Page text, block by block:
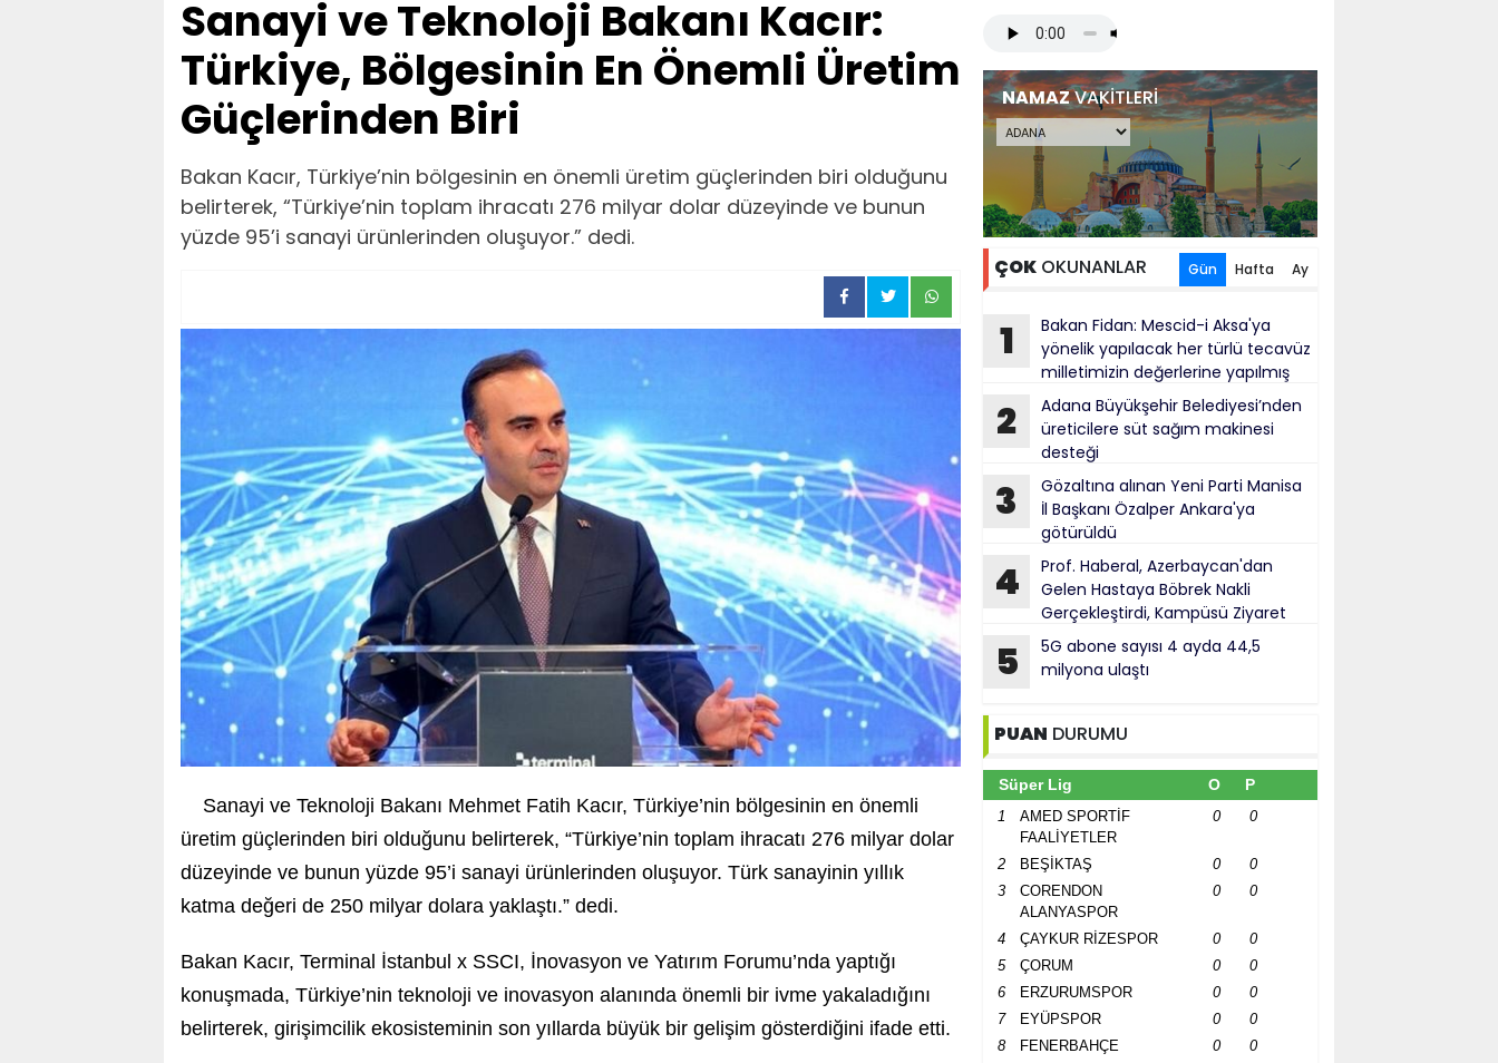
Sanayi ve Teknoloji Bakanı Kacır:
Türkiye, Bölgesinin En Önemli Üretim
Güçlerinden Biri
Bakan Kacır, Türkiye’nin bölgesinin en önemli üretim güçlerinden biri olduğunu
belirterek, “Türkiye’nin toplam ihracatı 276 milyar dolar düzeyinde ve bunun
yüzde 95’i sanayi ürünlerinden oluşuyor.” dedi.
Sanayi ve Teknoloji Bakanı Mehmet Fatih Kacır, Türkiye’nin bölgesinin en önemli
üretim güçlerinden biri olduğunu belirterek, “Türkiye’nin toplam ihracatı 276 milyar dolar
düzeyinde ve bunun yüzde 95’i sanayi ürünlerinden oluşuyor. Türk sanayinin yıllık
katma değeri de 250 milyar dolara yaklaştı.” dedi.
Bakan Kacır, Terminal İstanbul x SSCI, İnovasyon ve Yatırım Forumu’nda yaptığı
konuşmada, Türkiye’nin teknoloji ve inovasyon alanında önemli bir ivme yakaladığını
belirterek, girişimcilik ekosisteminin son yıllarda büyük bir gelişim gösterdiğini ifade etti.
NAMAZVAKİTLERİ
ÇOK OKUNANLAR Gün Hafta Ay
1
Bakan Fidan: Mescid-i Aksa'ya
yönelik yapılacak her türlü tecavüz
milletimizin değerlerine yapılmış
kabul ediliyor
2
Adana Büyükşehir Belediyesi’nden
üreticilere süt sağım makinesi
desteği
3
Gözaltına alınan Yeni Parti Manisa
İl Başkanı Özalper Ankara'ya
götürüldü
4
Prof. Haberal, Azerbaycan'dan
Gelen Hastaya Böbrek Nakli
Gerçekleştirdi, Kampüsü Ziyaret
5
5G abone sayısı 4 ayda 44,5
milyona ulaştı
PUAN DURUMU
Süper Lig O P
1
AMED SPORTİF
FAALİYETLER
0 0
2 BEŞİKTAŞ 0
0
3
CORENDON
ALANYASPOR
0 0
4 ÇAYKUR RİZESPOR 0
0
5
ÇORUM 0
0
6
ERZURUMSPOR 0
0
7
EYÜPSPOR 0
0
8
FENERBAHÇE 0
0